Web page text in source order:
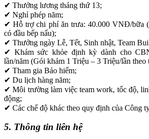
✔ Thưởng lương tháng thứ 13;
✔ Nghỉ phép năm;
✔ Hỗ trợ chi phí ăn trưa: 40.000 VNĐ/bữa
có đầu bếp nấu);
✔ Thưởng ngày Lễ, Tết, Sinh nhật, Team
✔ Khám sức khỏe định kỳ dành cho
lần/năm (Gói khám 1 Triệu – 3 Triệu/lần
✔ Tham gia Bảo hiểm;
✔ Du lịch hàng năm;
✔ Môi trường làm việc team work, tốc độ,
động;
✔ Các chế độ khác theo quy định của Công
5. Thông tin liên hệ